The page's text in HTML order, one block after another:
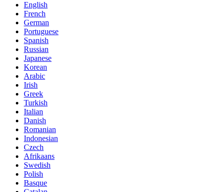
English
French
German
Portuguese
Spanish
Russian
Japanese
Korean
Arabic
Irish
Greek
Turkish
Italian
Danish
Romanian
Indonesian
Czech
Afrikaans
Swedish
Polish
Basque